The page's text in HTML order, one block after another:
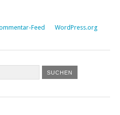
Feed WordPress.org